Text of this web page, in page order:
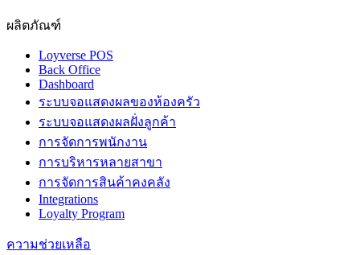
ผลิตภัณฑ์
Loyverse POS
Back Office
Dashboard
ระบบจอแสดงผลของห้องครัว
ระบบจอแสดงผลฝั่งลูกค้า
การจัดการพนักงาน
การบริหารหลายสาขา
การจัดการสินค้าคงคลัง
Integrations
Loyalty Program
ความช่วยเหลือ